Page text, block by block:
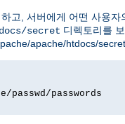
고, 서버에게 어떤 사용자
secret 디렉토리를
apache/htdocs/
passwords